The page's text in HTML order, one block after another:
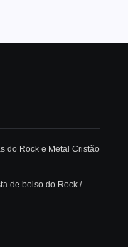
do Rock e Metal Cristão
de bolso do Rock /